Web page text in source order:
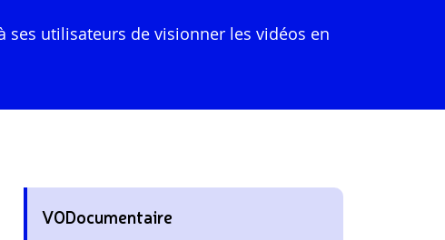
utilisateurs de visionner les vidéos en
VODocumentaire